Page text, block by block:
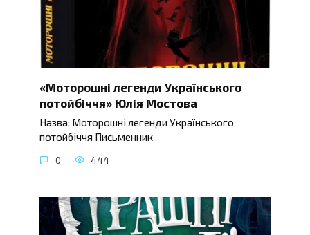
«Моторошні легенди Українського
потойбіччя» Юлія Мостова
Назва: Моторошні легенди Українського
потойбіччя Письменник
0 444